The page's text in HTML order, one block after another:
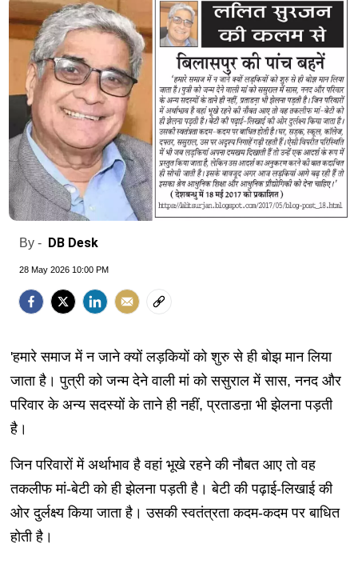
By - DB Desk
28 May 2026 10:00 PM
'हमारे समाज में न जाने क्यों लड़कियों को शुरु से ही बोझ मान लिया
जाता है। पुत्री को जन्म देने वाली मां को ससुराल में सास, ननद और
परिवार के अन्य सदस्यों के ताने ही नहीं, प्रताडऩा भी झेलना पड़ती
है।
जिन परिवारों में अर्थाभाव है वहां भूखे रहने की नौबत आए तो वह
तकलीफ मां-बेटी को ही झेलना पड़ती है। बेटी की पढ़ाई-लिखाई की
ओर दुर्लक्ष्य किया जाता है। उसकी स्वतंत्रता कदम-कदम पर बाधित
होती है।